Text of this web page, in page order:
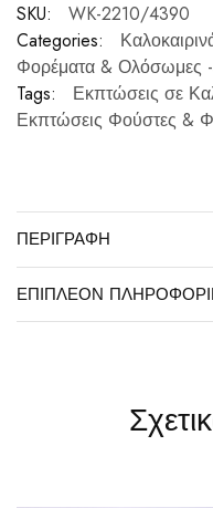
SKU:
WK-2210/4390
Categories:
Φορέματα & Ολόσωμες
Tags:
Εκπτώσεις σε
Εκπτώσεις Φούστες &
ΠΕΡΙΓΡΑΦΉ
ΕΠΙΠΛΈΟΝ